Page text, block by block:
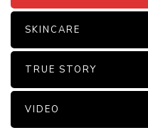
SKINCARE
TRUE STORY
VIDEO